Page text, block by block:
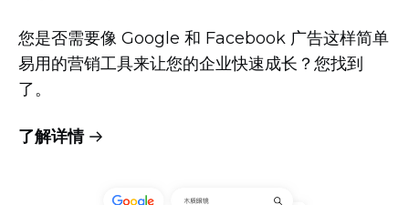
您是否需要像 Google 和 Facebook 广告这样简单
易用的营销工具来让您的企业快速成长？您找到
了。
了解详情